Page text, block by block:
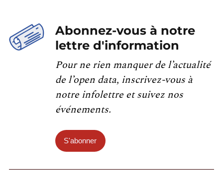
Abonnez-vous à notre
lettre d'information
Pour ne rien manquer de l’actualité
de l’open data, inscrivez-vous à
notre infolettre et suivez nos
événements.
S'abonner